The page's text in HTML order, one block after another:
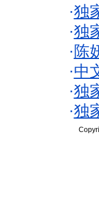
·独
·独
· 陈
·中
·独
·独